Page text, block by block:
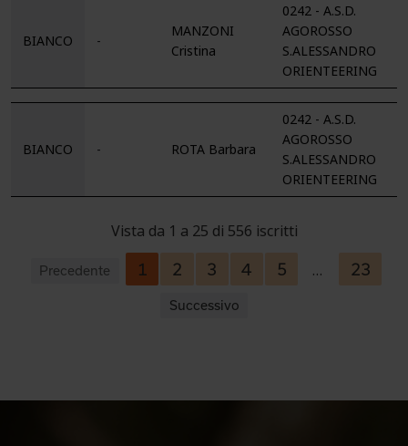
BIANCO -
MANZONI
Cristina
0242 - A.S.D.
AGOROSSO
S.ALESSANDRO
ORIENTEERING
BIANCO - ROTA Barbara
0242 - A.S.D.
AGOROSSO
S.ALESSANDRO
ORIENTEERING
Vista da 1 a 25 di 556 iscritti
Precedente 1 2 3 4 5 … 23
Successivo